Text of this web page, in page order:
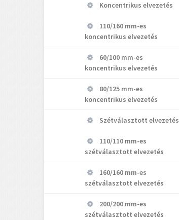
Koncentrikus elvezetés
110/160 mm-es
koncentrikus elvezetés
60/100 mm-es
koncentrikus elvezetés
80/125 mm-es
koncentrikus elvezetés
Szétválasztott elvezetés
110/110 mm-es
szétválasztott elvezetés
160/160 mm-es
szétválasztott elvezetés
200/200 mm-es
szétválasztott elvezetés